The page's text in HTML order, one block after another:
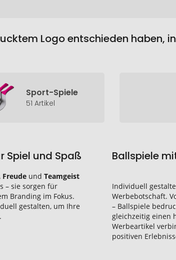
Logo entschieden haben,
Sport-Spiele
51 Artikel
Spiel und Spaß
, Freude undTeamgeist
– sie sorgen für
Branding im Fokus.
gestalten, um Ihre
Ballspiele
Individuell
Werbebotschaft.
– Ballspiele
gleichzeitig einen
Werbeartikel
positiven